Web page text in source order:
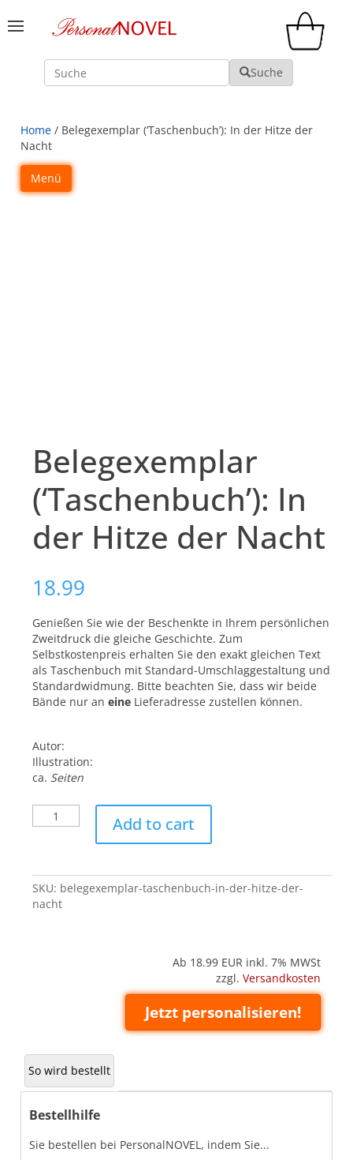
Suche Suche
Home / Belegexemplar (‘Taschenbuch’): In der Hitze der
Nacht
Menü
Belegexemplar
(‘Taschenbuch’): In
der Hitze der Nacht
18.99
Genießen Sie wie der Beschenkte in Ihrem persönlichen
Zweitdruck die gleiche Geschichte. Zum
Selbstkostenpreis erhalten Sie den exakt gleichen Text
als Taschenbuch mit Standard-Umschlaggestaltung und
Standardwidmung. Bitte beachten Sie, dass wir beide
Bände nur aneine Lieferadresse zustellen können.
Autor:
Illustration:
ca. Seiten
Belegexemplar
('Taschenbuch'):
Hitze
der
Nacht
Add to cart
SKU: belegexemplar-taschenbuch-in-der-hitze-der-
nacht
Ab 18.99 EUR inkl. 7% MWSt
zzgl. Versandkosten
Jetzt personalisieren!
So wird bestellt
Bestellhilfe
Sie bestellen bei PersonalNOVEL, indem Sie...